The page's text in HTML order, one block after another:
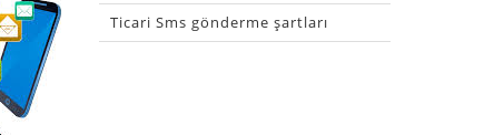
Ticari Sms gönderme şartları